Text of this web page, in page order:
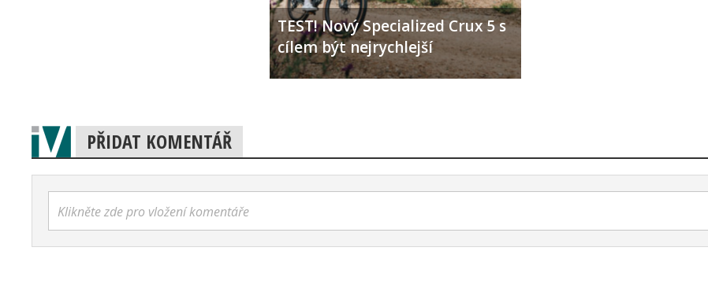
TEST! Nový Specialized Crux 5 s
cílem být nejrychlejší
PŘIDAT KOMENTÁŘ
Klikněte zde pro vložení komentáře